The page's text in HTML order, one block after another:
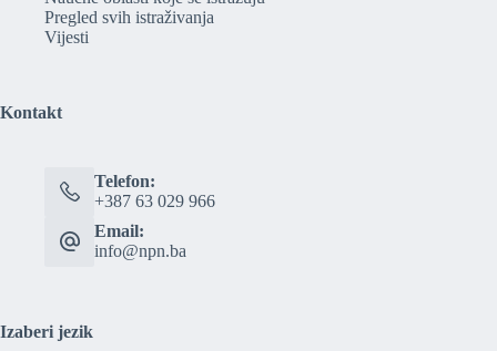
Pregled svih istraživanja
Vijesti
Kontakt
Telefon:
+387 63 029 966
Email:
info@npn.ba
Izaberi jezik